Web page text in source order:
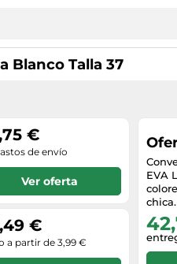
Blanco Talla 37
€
de envío
Ver oferta
€
a partir de 3,99 €
EVA